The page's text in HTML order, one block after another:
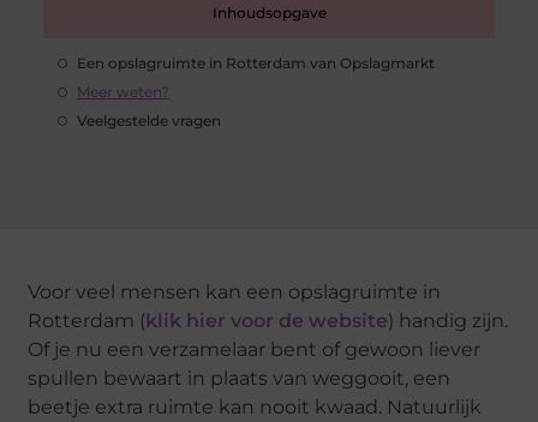
Inhoudsopgave
Een opslagruimte in Rotterdam van Opslagmarkt
Meer weten?
Veelgestelde vragen
Voor veel mensen kan een opslagruimte in
Rotterdam (klik hier voor de website) handig zijn.
Of je nu een verzamelaar bent of gewoon liever
spullen bewaart in plaats van weggooit, een
beetje extra ruimte kan nooit kwaad. Natuurlijk